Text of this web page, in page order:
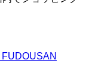
FUDOUSAN